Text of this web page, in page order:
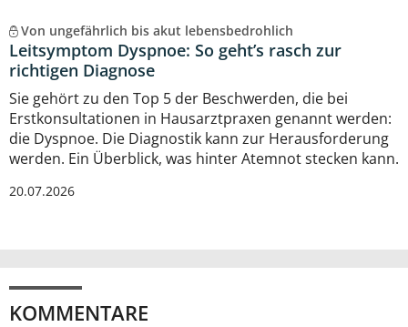
Von ungefährlich bis akut lebensbedrohlich
Leitsymptom Dyspnoe: So geht’s rasch zur
richtigen Diagnose
Sie gehört zu den Top 5 der Beschwerden, die bei
Erstkonsultationen in Hausarztpraxen genannt werden:
die Dyspnoe. Die Diagnostik kann zur Herausforderung
werden. Ein Überblick, was hinter Atemnot stecken kann.
20.07.2026
KOMMENTARE